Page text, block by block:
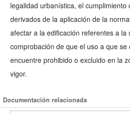
legalidad urbanística, el cumplimiento
derivados de la aplicación de la
afectar a la edificación referentes a la
comprobación de que el uso a que
encuentre prohibido o excluido en la
vigor.
Documentación relacionada